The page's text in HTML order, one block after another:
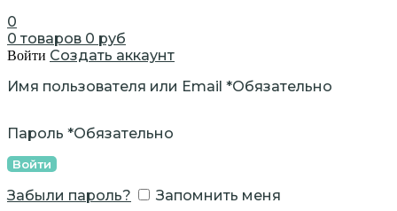
0
0 товаров 0 руб
Войти Создать аккаунт
Имя пользователя или Email *Обязательно
Пароль *Обязательно
Войти
Забыли пароль? Запомнить меня